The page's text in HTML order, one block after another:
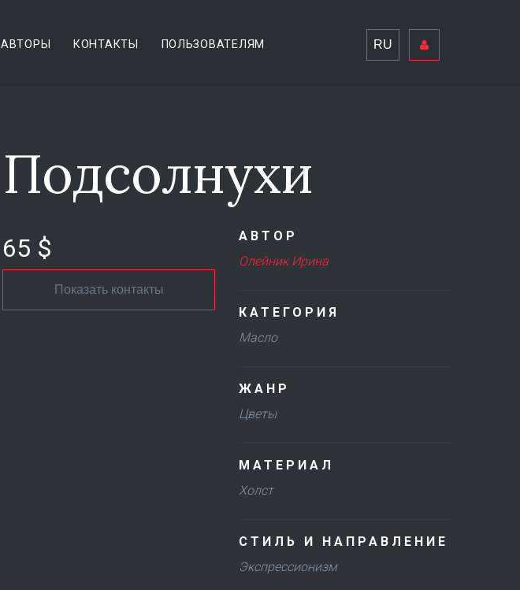
АВТОРЫ КОНТАКТЫ ПОЛЬЗОВАТЕЛЯМ RU
Подсолнухи
65 $
Показать контакты
АВТОР
Олейник Ирина
КАТЕГОРИЯ
Масло
ЖАНР
Цветы
МАТЕРИАЛ
Холст
СТИЛЬ И НАПРАВЛЕНИЕ
Экспрессионизм